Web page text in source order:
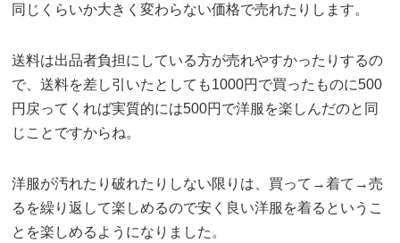
同じくらいか大きく変わらない価格で売れたりします。
送料は出品者負担にしている方が売れやすかったりするの
で、送料を差し引いたとしても1000円で買ったものに500
円戻ってくれば実質的には500円で洋服を楽しんだのと同
じことですからね。
洋服が汚れたり破れたりしない限りは、買って→着て→売
るを繰り返して楽しめるので安く良い洋服を着るというこ
とを楽しめるようになりました。